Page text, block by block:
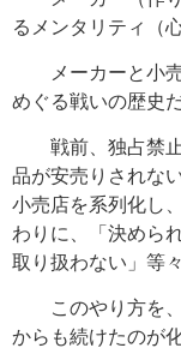
るメンタリティ（
メーカーと小売
めぐる戦いの歴史だ
戦前、独占禁止
品が安売りされな
小売店を系列化し
わりに、「決めら
取り扱わない」等
このやり方を、
からも続けたのが